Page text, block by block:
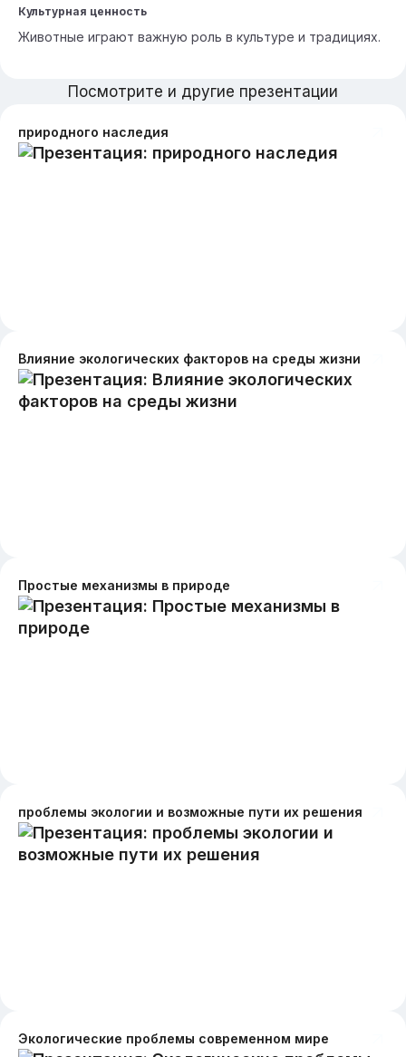
Культурная ценность
Животные играют важную роль в культуре и традициях.
Посмотрите и другие презентации
природного наследия
Влияние экологических факторов на среды жизни
Простые механизмы в природе
проблемы экологии и возможные пути их решения
Экологические проблемы современном мире